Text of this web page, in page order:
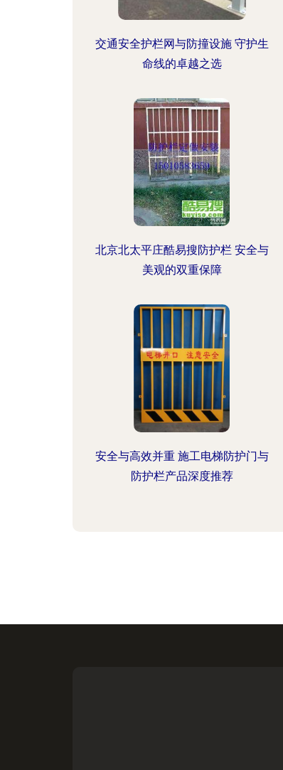
交通安全护栏网与防撞设施 守护生
命线的卓越之选
北京北太平庄酷易搜防护栏 安全与
美观的双重保障
安全与高效并重 施工电梯防护门与
防护栏产品深度推荐